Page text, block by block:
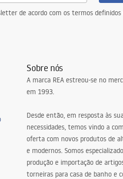
de acordo com os termos definidos
Sobre nós
A marca REA estreou-se no
em 1993.
Desde então, em resposta às
necessidades, temos vindo a
oferta com novos produtos de
e modernos. Somos
produção e importação de
torneiras para casa de banho e